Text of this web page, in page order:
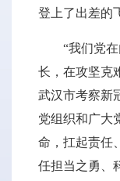
登上了出差的
“我们党
长，在攻坚克
武汉市考察新
党组织和广大
命，扛起责任
任担当之勇、